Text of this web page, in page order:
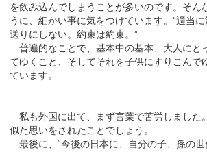
を飲み込んでしまうことが多いのです。そん
うに、細かい事に気をつけています。“適当
送りにしない。約束は約束。”
普遍的なことで、基本中の基本、大人にと
てゆくこと、そしてそれを子供にすりこんで
ています。
私も外国に出て、まず言葉で苦労しました
似た思いをされたことでしょう。
最後に、“今後の日本に、自分の子、孫の世